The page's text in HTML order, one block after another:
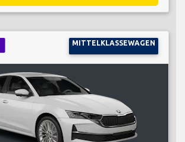
MITTELKLASSEWAGEN